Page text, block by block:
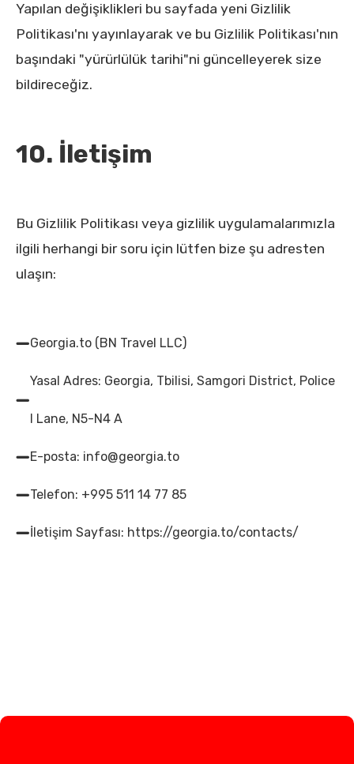
Yapılan değişiklikleri bu sayfada yeni Gizlilik
Politikası'nı yayınlayarak ve bu Gizlilik Politikası'nın
başındaki "yürürlülük tarihi"ni güncelleyerek size
bildireceğiz.
10. İletişim
Bu Gizlilik Politikası veya gizlilik uygulamalarımızla
ilgili herhangi bir soru için lütfen bize şu adresten
ulaşın:
Georgia.to (BN Travel LLC)
Yasal Adres: Georgia, Tbilisi, Samgori District, Police
I Lane, N5-N4 A
E-posta: info@georgia.to
Telefon: +995 511 14 77 85
İletişim Sayfası: https://georgia.to/contacts/